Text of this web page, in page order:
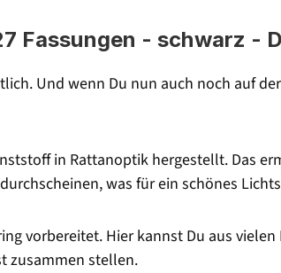
Fassungen - schwarz -
Und wenn Du nun auch noch auf
in Rattanoptik hergestellt. Das
was für ein schönes
vorbereitet. Hier kannst Du aus
zusammen stellen.